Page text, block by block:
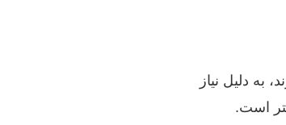
به دلیل نیاز
است.